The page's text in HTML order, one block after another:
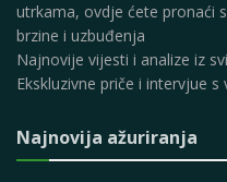
utrkama, ovdje ćete pronaći
brzine i uzbuđenja
Najnovije vijesti i analize iz
Ekskluzivne priče i intervjue
Najnovija ažuriranja